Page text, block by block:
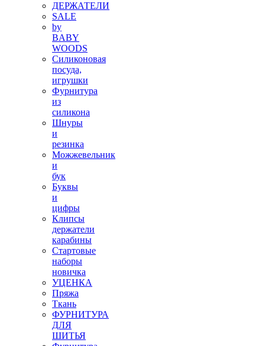
ДЕРЖАТЕЛИ
SALE
by
BABY
WOODS
Силиконовая
посуда,
игрушки
Фурнитура
из
силикона
Шнуры
и
резинка
Можжевельник
и
бук
Буквы
и
цифры
Клипсы
держатели
карабины
Стартовые
наборы
новичка
УЦЕНКА
Пряжа
Ткань
ФУРНИТУРА
ДЛЯ
ШИТЬЯ